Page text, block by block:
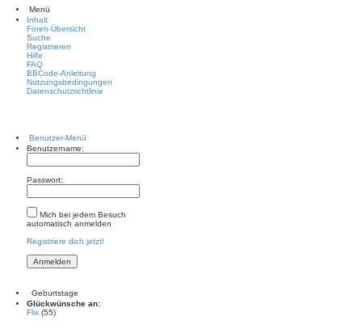
Menü
Inhalt
Foren-Übersicht
Suche
Registrieren
Hilfe
FAQ
BBCode-Anleitung
Nutzungsbedingungen
Datenschutzrichtlinie
Benutzer-Menü
Benutzername:
Passwort:
Mich bei jedem Besuch
automatisch anmelden
Registriere dich jetzt!
Geburtstage
Glückwünsche an:
Flix (55)